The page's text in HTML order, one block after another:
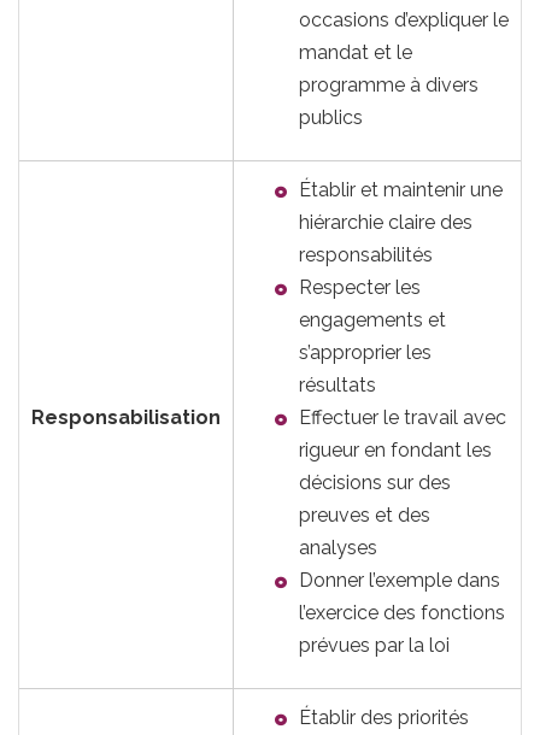
occasions d’expliquer le
mandat et le
programme à divers
publics
Responsabilisation
Établir et maintenir une
hiérarchie claire des
responsabilités
Respecter les
engagements et
s’approprier les
résultats
Effectuer le travail avec
rigueur en fondant les
décisions sur des
preuves et des
analyses
Donner l’exemple dans
l’exercice des fonctions
prévues par la loi
Établir des priorités